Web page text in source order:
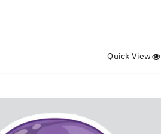
Quick View